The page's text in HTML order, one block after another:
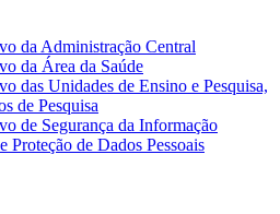
da Administração Central
da Área da Saúde
das Unidades de Ensino e Pesquisa,
de Pesquisa
de Segurança da Informação
Proteção de Dados Pessoais